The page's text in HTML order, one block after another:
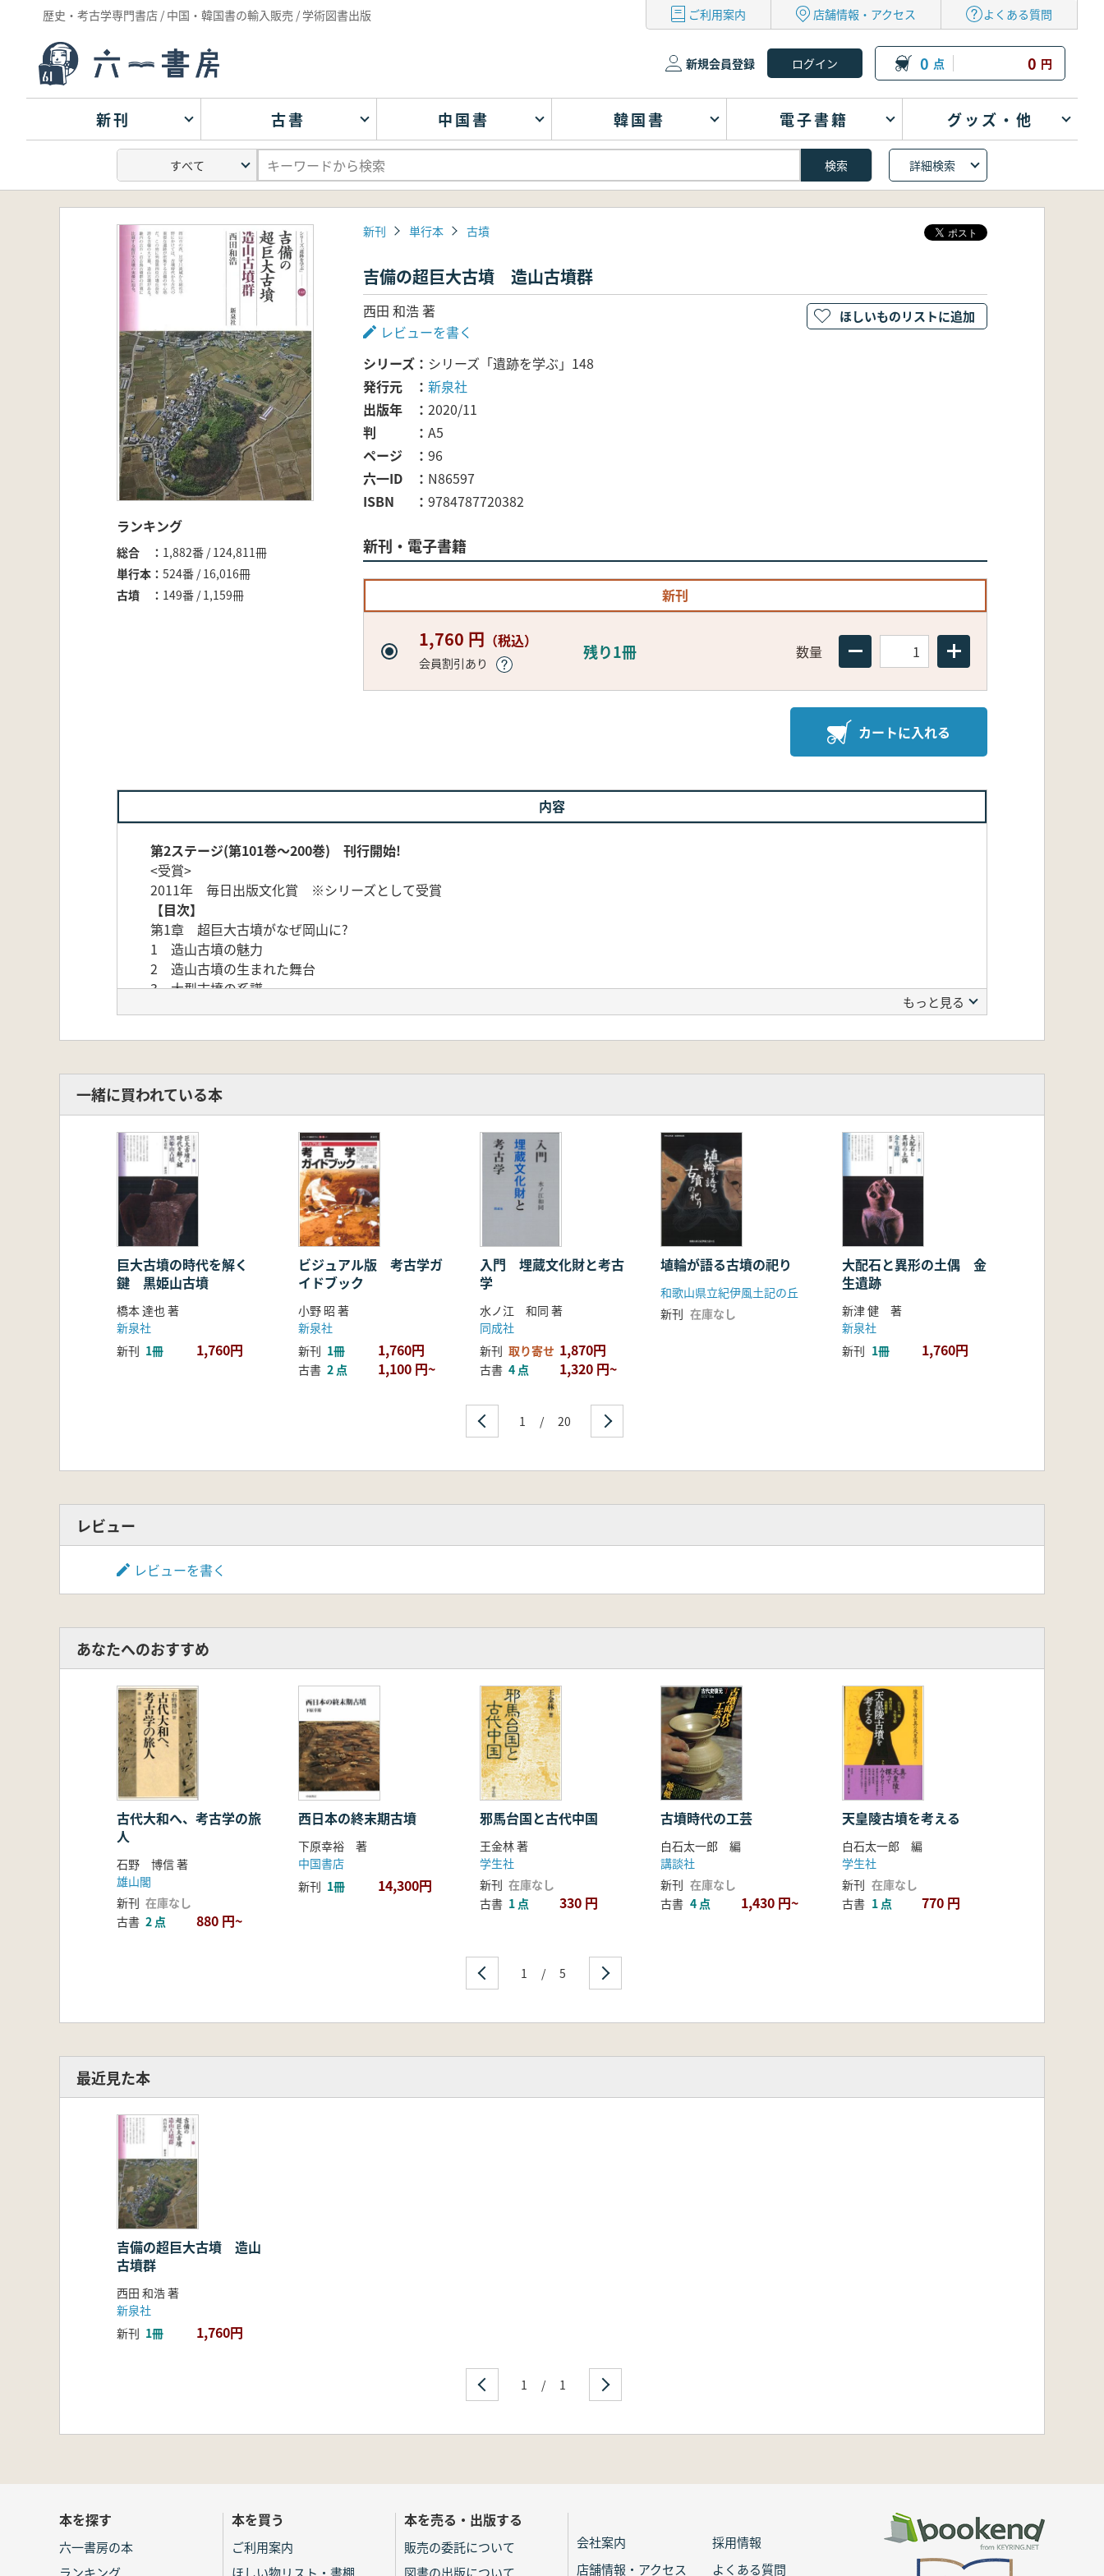
歴史・考古学専門書店 / 中国・韓国書の輸入販売 / 学術図書出版 ご利用案内 店舗情報・アクセス よくある質問
新規会員登録 0 点 0 円
新刊 古書 中国書 韓国書 電子書籍 グッズ・他
詳細検索
ランキング
総合
1,882番 / 124,811冊
単行本
524番 / 16,016冊
古墳
149番 / 1,159冊
新刊 単行本 古墳
吉備の超巨大古墳 造山古墳群
西田 和浩 著
レビューを書く
シリーズ
シリーズ「遺跡を学ぶ」148
発行元
新泉社
出版年
2020/11
判
A5
ページ
96
六一ID
N86597
ISBN
9784787720382
新刊・電子書籍
新刊
1,760 円 （税込）
会員割引あり
残り1冊 数量
カートに入れる
ほしいものリストに追加
内容
第2ステージ(第101巻～200巻) 刊行開始!
<受賞>
2011年 毎日出版文化賞 ※シリーズとして受賞
【目次】
第1章 超巨大古墳がなぜ岡山に?
1 造山古墳の魅力
2 造山古墳の生まれた舞台
3 大型古墳の系譜
2 第二古墳の発掘
1 直弧文損傷の衝撃
2 第二石室の発見
第4章 造山古墳の発掘
1 超巨大古墳を発掘する
2 造山古墳の出土遺物と遺構
第5章 だれが埋葬されているのか?
1 榊山古墳の被葬者
2 千足古墳の被葬者
3 独自のネットワークと倭王権とのつながり
4 直弧文の謎
第6章 吉備政権を支えた人びと
1 超巨大古墳築造の源泉
2 人・モノ・文化の交流
3 造山古墳以後の吉備
4 これからの造山古墳群
もっと見る
一緒に買われている本
巨大古墳の時代を解く
鍵 黒姫山古墳
橋本 達也 著
新泉社
新刊 1冊 1,760円
ビジュアル版 考古学ガ
イドブック
小野 昭 著
新泉社
新刊 1冊 1,760円
古書 2 点 1,100 円~
入門 埋蔵文化財と考古
学
水ノ江 和同 著
同成社
新刊 取り寄せ 1,870円
古書 4 点 1,320 円~
埴輪が語る古墳の祀り
和歌山県立紀伊風土記の丘
新刊 在庫なし
大配石と異形の土偶 金
生遺跡
新津 健 著
新泉社
新刊 1冊 1,760円
1 / 20
レビュー
レビューを書く
あなたへのおすすめ
古代大和へ、考古学の旅
人
石野 博信 著
雄山閣
新刊 在庫なし
古書 2 点 880 円~
西日本の終末期古墳
下原幸裕 著
中国書店
新刊 1冊 14,300円
邪馬台国と古代中国
王金林 著
学生社
新刊 在庫なし
古書 1 点 330 円
古墳時代の工芸
白石太一郎 編
講談社
新刊 在庫なし
古書 4 点 1,430 円~
天皇陵古墳を考える
白石太一郎 編
学生社
新刊 在庫なし
古書 1 点 770 円
1 / 5
最近見た本
吉備の超巨大古墳 造山
古墳群
西田 和浩 著
新泉社
新刊 1冊 1,760円
1 / 1
本を探す
六一書房の本
本を買う
ご利用案内
本を売る・出版する
販売の委託について
会社案内
採用情報
店舗情報・アクセス
よくある質問